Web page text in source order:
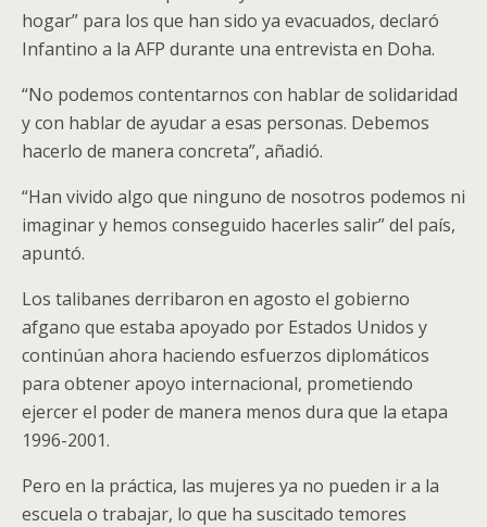
hogar” para los que han sido ya evacuados, declaró
Infantino a la AFP durante una entrevista en Doha.
“No podemos contentarnos con hablar de solidaridad
y con hablar de ayudar a esas personas. Debemos
hacerlo de manera concreta”, añadió.
“Han vivido algo que ninguno de nosotros podemos ni
imaginar y hemos conseguido hacerles salir” del país,
apuntó.
Los talibanes derribaron en agosto el gobierno
afgano que estaba apoyado por Estados Unidos y
continúan ahora haciendo esfuerzos diplomáticos
para obtener apoyo internacional, prometiendo
ejercer el poder de manera menos dura que la etapa
1996-2001.
Pero en la práctica, las mujeres ya no pueden ir a la
escuela o trabajar, lo que ha suscitado temores